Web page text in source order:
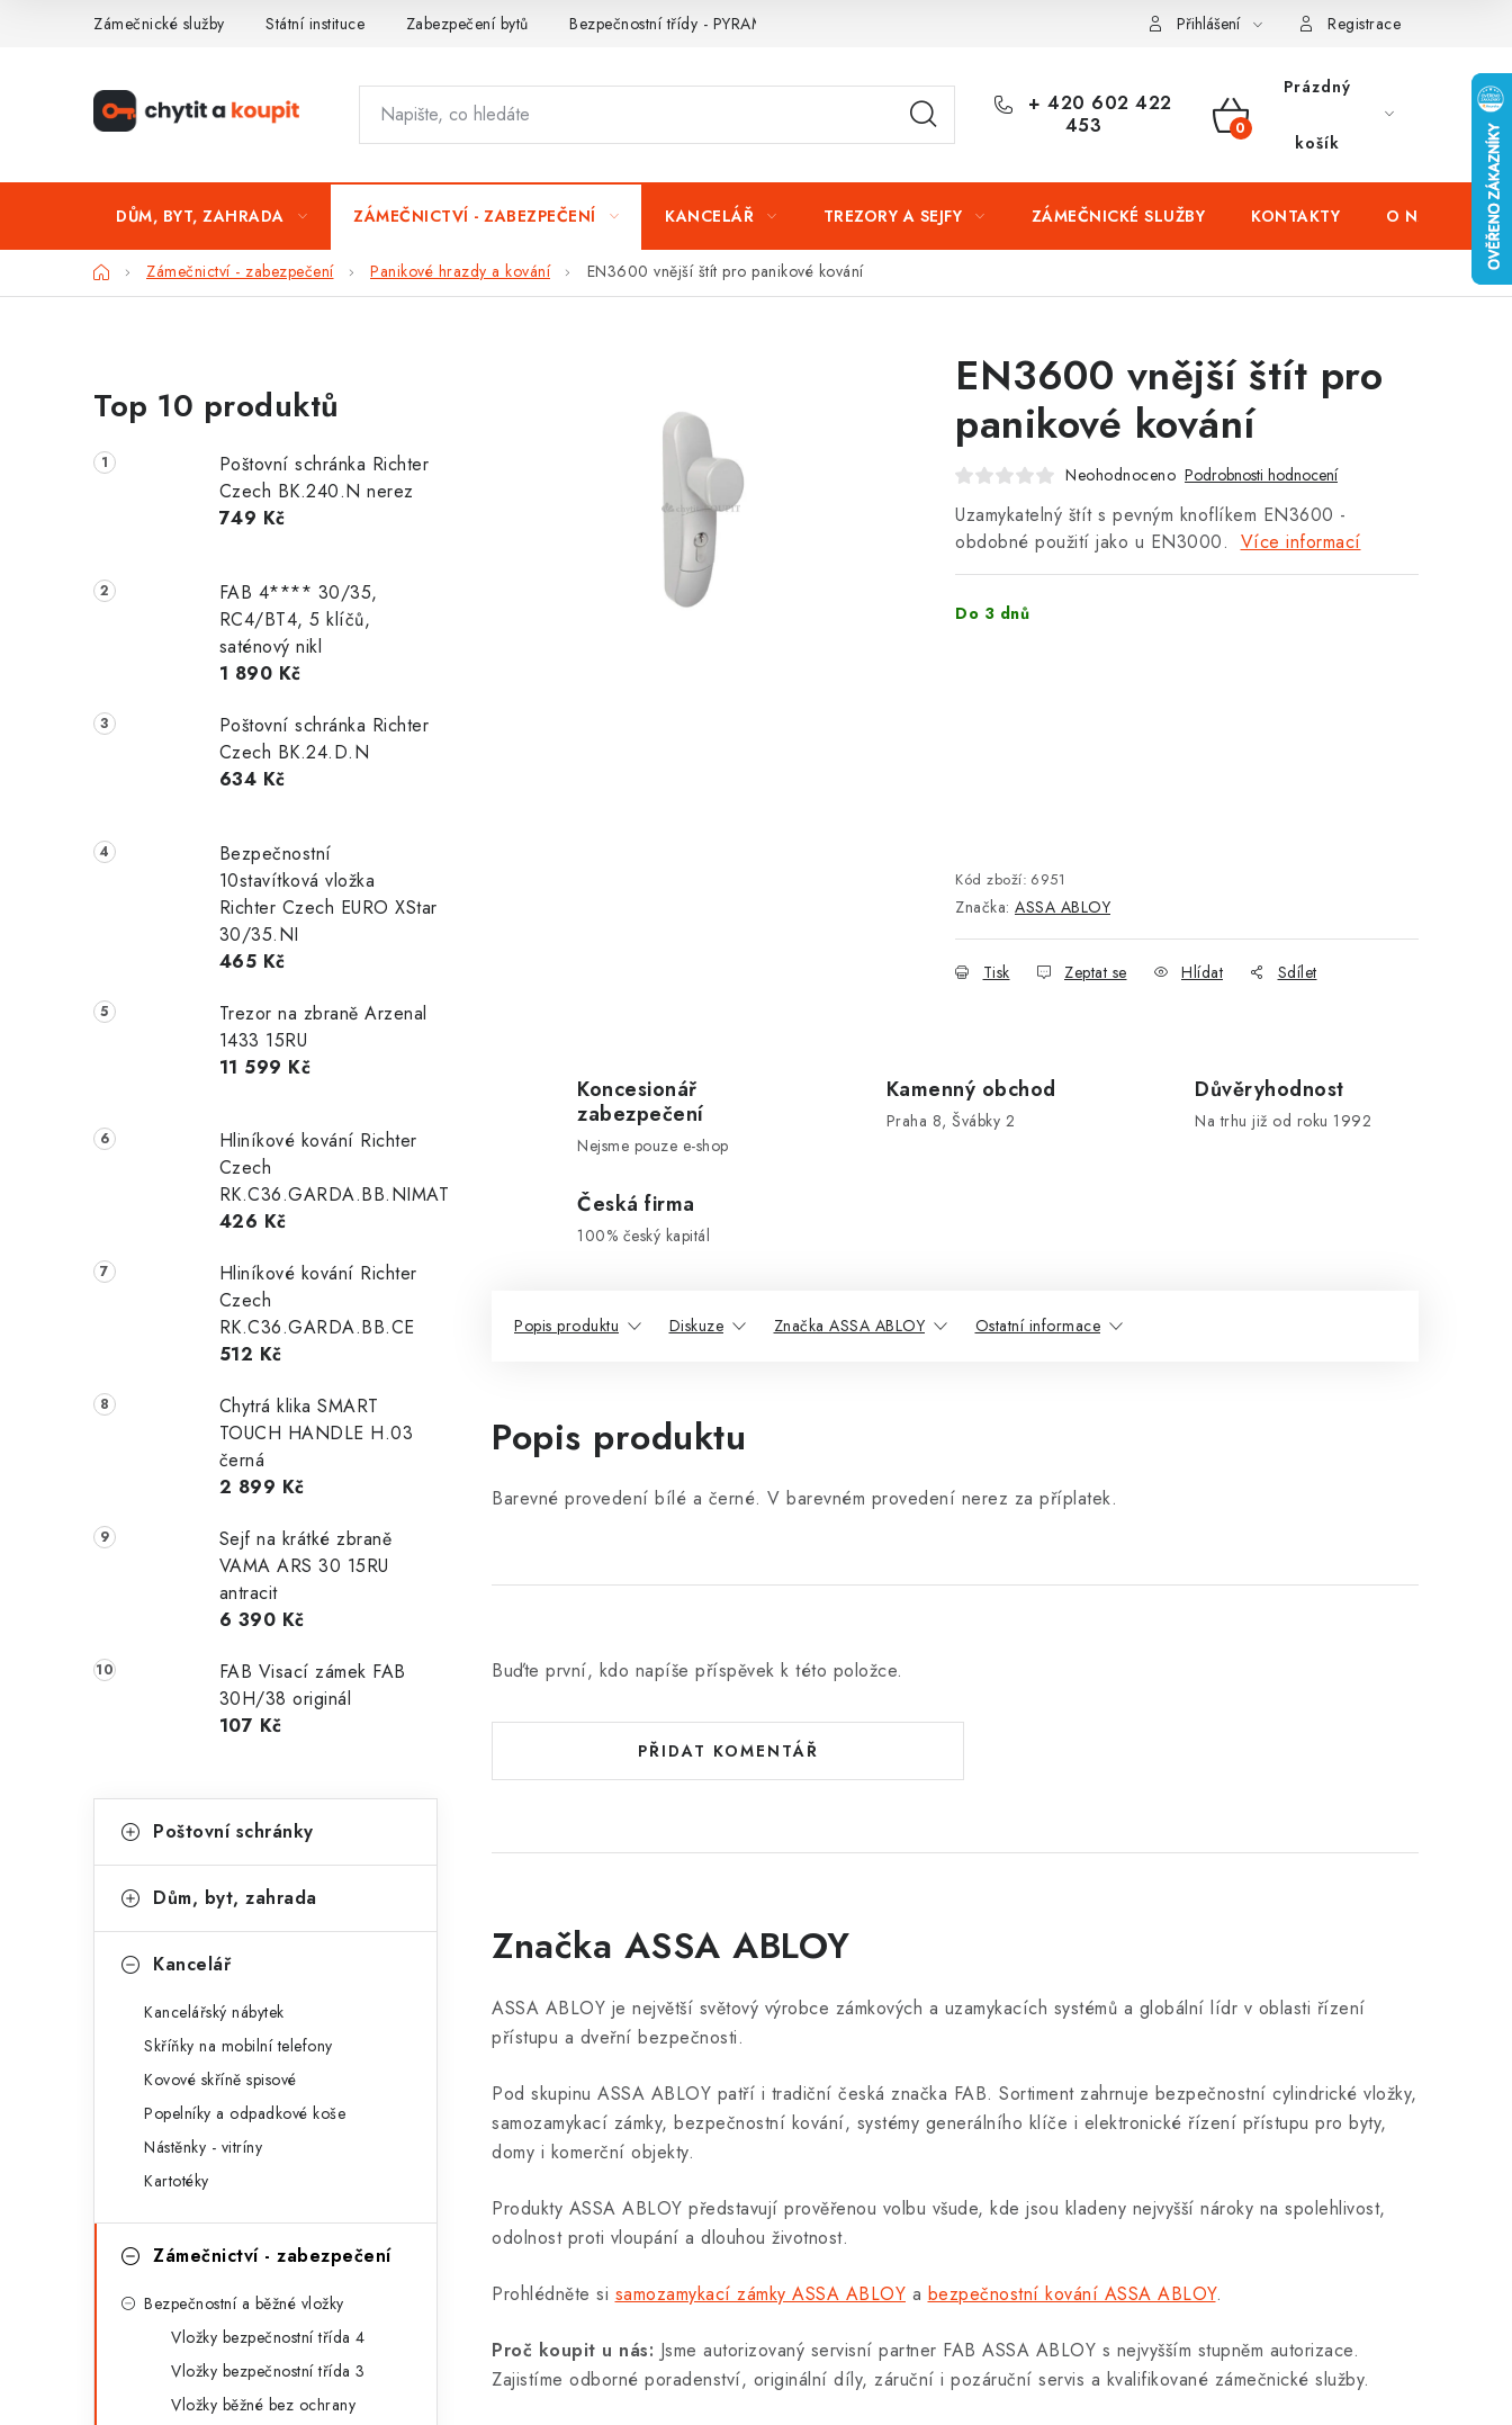
Zámečnické služby Státní instituce Zabezpečení bytů Bezpečnostní třídy - PYRAMIDA BEZPEČNOSTI Zabezpečení firem (administrativních budov) a
Přihlášení Registrace
+ 420 602 422
453
NÁKUPNÍ
Prázdný
košík
DŮM, BYT, ZAHRADA ZÁMEČNICTVÍ - ZABEZPEČENÍ KANCELÁŘ TREZORY A SEJFY ZÁMEČNICKÉ SLUŽBY KONTAKTY O NÁS
DomůZámečnictví - zabezpečení Panikové hrazdy a kování EN3600 vnější štít pro panikové kování
o
s
a
í
n
Top 10 produktů
Poštovní schránka Richter
Czech BK.240.N nerez
749 Kč
FAB 4**** 30/35,
RC4/BT4, 5 klíčů,
saténový nikl
1 890 Kč
Poštovní schránka Richter
Czech BK.24.D.N
634 Kč
Bezpečnostní
10stavítková vložka
Richter Czech EURO XStar
30/35.NI
465 Kč
Trezor na zbraně Arzenal
1433 15RU
11 599 Kč
Hliníkové kování Richter
Czech
RK.C36.GARDA.BB.NIMAT
426 Kč
Hliníkové kování Richter
Czech
RK.C36.GARDA.BB.CE
512 Kč
Chytrá klika SMART
TOUCH HANDLE H.03
černá
2 899 Kč
Sejf na krátké zbraně
VAMA ARS 30 15RU
antracit
6 390 Kč
FAB Visací zámek FAB
30H/38 originál
107 Kč
kategorie
a
e
Poštovní schránky
Dům, byt, zahrada
Kancelář
Kancelářský nábytek
Skříňky na mobilní telefony
Kovové skříně spisové
Popelníky a odpadkové koše
Nástěnky - vitríny
Kartotéky
Zámečnictví - zabezpečení
Bezpečnostní a běžné vložky
Vložky bezpečnostní třída 4
Vložky bezpečnostní třída 3
Vložky běžné bez ochrany
EN3600 vnější štít pro
panikové kování
Neohodnoceno Podrobnosti hodnocení
Uzamykatelný štít s pevným knoflíkem EN3600 -
obdobné použití jako u EN3000. Více informací
Do 3 dnů
Kód zboží: 6951
Značka: ASSA ABLOY
Tisk Zeptat se Hlídat Sdílet
Koncesionář
zabezpečení
Nejsme pouze e-shop
Kamenný obchod
Praha 8, Švábky 2
Důvěryhodnost
Na trhu již od roku 1992
Česká firma
100% český kapitál
Popis produktu Diskuze Značka ASSA ABLOY Ostatní informace
Popis produktu
Barevné provedení bílé a černé. V barevném provedení nerez za příplatek.
Buďte první, kdo napíše příspěvek k této položce.
PŘIDAT KOMENTÁŘ
Značka ASSA ABLOY
ASSA ABLOY je největší světový výrobce zámkových a uzamykacích systémů a globální lídr v oblasti řízení
přístupu a dveřní bezpečnosti.
Pod skupinu ASSA ABLOY patří i tradiční česká značka FAB. Sortiment zahrnuje bezpečnostní cylindrické vložky,
samozamykací zámky, bezpečnostní kování, systémy generálního klíče i elektronické řízení přístupu pro byty,
domy i komerční objekty.
Produkty ASSA ABLOY představují prověřenou volbu všude, kde jsou kladeny nejvyšší nároky na spolehlivost,
odolnost proti vloupání a dlouhou životnost.
Prohlédněte si samozamykací zámky ASSA ABLOY a bezpečnostní kování ASSA ABLOY.
Proč koupit u nás: Jsme autorizovaný servisní partner FAB ASSA ABLOY s nejvyšším stupněm autorizace.
Zajistíme odborné poradenství, originální díly, záruční i pozáruční servis a kvalifikované zámečnické služby.